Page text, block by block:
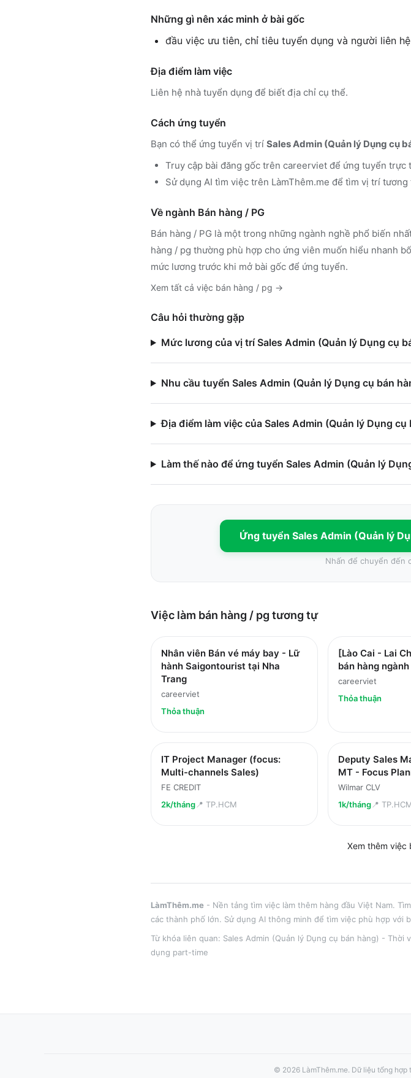
Những gì nên xác minh ở bài gốc
đầu việc ưu tiên, chỉ tiêu tuyển dụng và người liên
Địa điểm làm việc
Liên hệ nhà tuyển dụng để biết địa chỉ cụ thể.
Cách ứng tuyển
Bạn có thể ứng tuyển vị trí Sales Admin (Quản lý Dụng cụ
Truy cập bài đăng gốc trên careerviet để ứng tuyển trực
Sử dụng AI tìm việc trên LàmThêm.me để tìm vị trí tương
Về ngành Bán hàng / PG
Bán hàng / PG là một trong những ngành nghề phổ biến
hàng / pg thường phù hợp cho ứng viên muốn hiểu nhanh
mức lương trước khi mở bài gốc để ứng tuyển.
Xem tất cả việc bán hàng / pg →
Câu hỏi thường gặp
Mức lương của vị trí Sales Admin (Quản lý Dụng cụ
Nhu cầu tuyển Sales Admin (Quản lý Dụng cụ bán
Địa điểm làm việc của Sales Admin (Quản lý Dụng
Làm thế nào để ứng tuyển Sales Admin (Quản lý
Ứng tuyển Sales Admin (Quản lý
Nhấn để chuyển đến
Việc làm bán hàng / pg tương tự
Nhân viên Bán vé máy bay - Lữ
hành Saigontourist tại Nha
Trang
careerviet
Thỏa thuận
[Lào Cai - Lai
bán hàng
careerviet
Thỏa thuận
IT Project Manager (focus:
Multi-channels Sales)
FE CREDIT
2k/tháng📍 TP.HCM
Deputy Sales
MT - Focus
Wilmar CLV
1k/tháng📍
Xem thêm việc
LàmThêm.me - Nền tảng tìm việc làm thêm hàng đầu Việt Nam.
các thành phố lớn. Sử dụng AI thông minh để tìm việc phù hợp với
Từ khóa liên quan: Sales Admin (Quản lý Dụng cụ bán hàng) - Thời
dụng part-time
© 2026 LàmThêm.me. Dữ liệu tổng hợp